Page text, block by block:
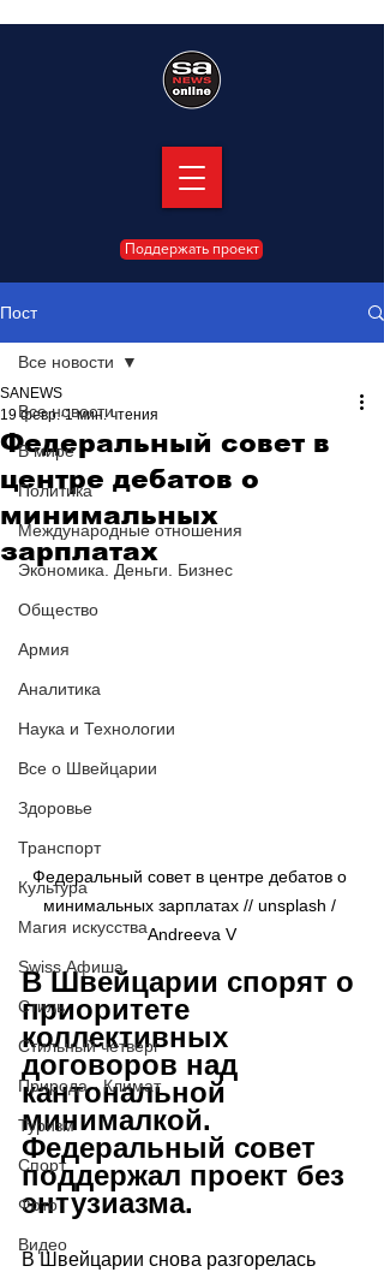
Поддержать проект
Пост
Все новости
В мире
Политика
Международные отношения
Экономика. Деньги. Бизнес
Общество
Армия
Аналитика
Наука и Технологии
Все о Швейцарии
Здоровье
Транспорт
Культура
Магия искусства
Swiss Афиша
Стиль
Стильный четверг
Природа - Климат
Туризм
Спорт
Фото
Видео
Все новости
Федеральный совет в
центре дебатов о
минимальных
зарплатах
SANEWS
19 февр. 1 мин. чтения
Федеральный совет в центре дебатов о
минимальных зарплатах // unsplash /
Andreeva V
В Швейцарии спорят о
приоритете
коллективных
договоров над
кантональной
минималкой.
Федеральный совет
поддержал проект без
энтузиазма.
В Швейцарии снова разгорелась